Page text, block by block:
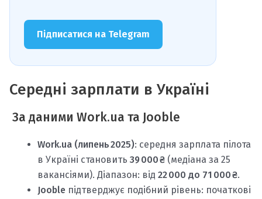
Підписатися на Telegram
Середні зарплати в Україні
За даними Work.ua та Jooble
Work.ua (липень 2025): середня зарплата пілота
в Україні становить 39 000 ₴ (медіана за 25
вакансіями). Діапазон: від 22 000 до 71 000 ₴.
Jooble підтверджує подібний рівень: початкові